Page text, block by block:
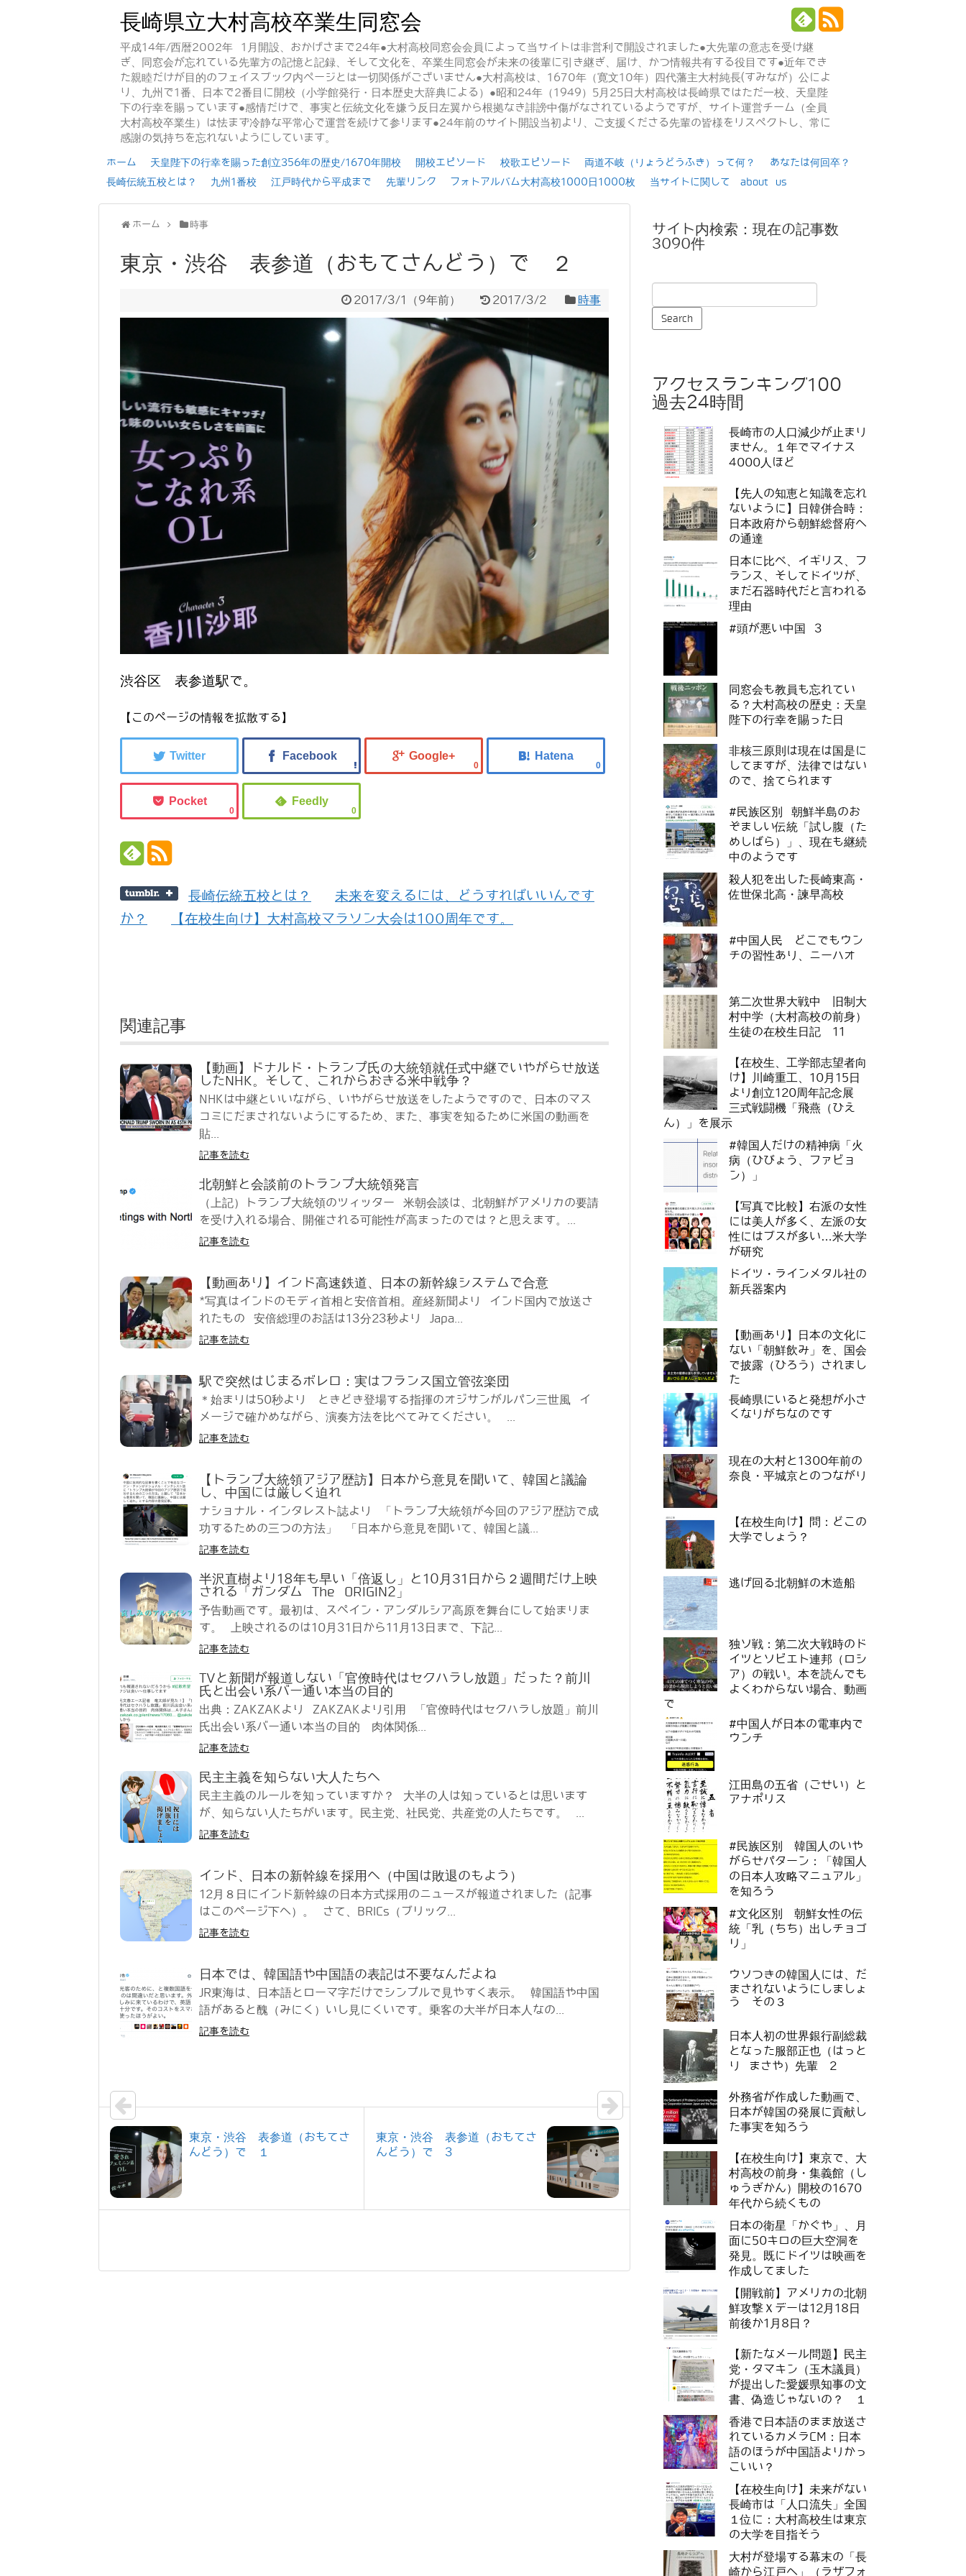
長崎県立大村高校卒業生同窓会
平成14年/西暦2002年 1月開設、おかげさまで24年●大村高校同窓会会員によって当サイトは非営利で開設されました●大先輩の意志を受け継
ぎ、同窓会が忘れている先輩方の記憶と記録、そして文化を、卒業生同窓会が未来の後輩に引き継ぎ、届け、かつ情報共有する役目です●近年でき
た親睦だけが目的のフェイスブック内ページとは一切関係がございません●大村高校は、1670年（寛文10年）四代藩主大村純長(すみなが）公によ
り、九州で1番、日本で2番目に開校（小学館発行・日本歴史大辞典による）●昭和24年（1949）5月25日大村高校は長崎県ではただ一校、天皇陛
下の行幸を賜っています●感情だけで、事実と伝統文化を嫌う反日左翼から根拠なき誹謗中傷がなされているようですが、サイト運営チーム（全員
大村高校卒業生）は怯まず冷静な平常心で運営を続けて参ります●24年前のサイト開設当初より、ご支援くださる先輩の皆様をリスペクトし、常に
感謝の気持ちを忘れないようにしています。
ホーム 天皇陛下の行幸を賜った創立356年の歴史/1670年開校 開校エピソード 校歌エピソード 両道不岐（りょうどうふき）って何？
あなたは何回卒？
長崎伝統五校とは？
九州1番校 江戸時代から平成まで 先輩リンク フォトアルバム大村高校1000日1000枚 当サイトに関して about us
ホーム 時事
東京・渋谷 表参道（おもてさんどう）で ２
2017/3/1 （9年前） 2017/3/2 時事
渋谷区 表参道駅で。
【このページの情報を拡散する】
0 0
0 0
長崎伝統五校とは？
未来を変えるには、どうすればいいんです
か？
【在校生向け】大村高校マラソン大会は100周年です。
関連記事
【動画】ドナルド・トランプ氏の大統領就任式中継でいやがらせ放送
したNHK。そして、これからおきる米中戦争？
NHKは中継といいながら、いやがらせ放送をしたようですので、日本のマス
コミにだまされないようにするため、また、事実を知るために米国の動画を
貼...
記事を読む
北朝鮮と会談前のトランプ大統領発言
（上記）トランプ大統領のツィッター 米朝会談は、北朝鮮がアメリカの要請
を受け入れる場合、開催される可能性が高まったのでは？と思えます。...
記事を読む
【動画あり】インド高速鉄道、日本の新幹線システムで合意
*写真はインドのモディ首相と安倍首相。産経新聞より インド国内で放送さ
れたもの 安倍総理のお話は13分23秒より Japa...
記事を読む
駅で突然はじまるボレロ：実はフランス国立管弦楽団
＊始まりは50秒より ときどき登場する指揮のオジサンがルパン三世風 イ
メージで確かめながら、演奏方法を比べてみてください。 ...
記事を読む
【トランプ大統領アジア歴訪】日本から意見を聞いて、韓国と議論
し、中国には厳しく迫れ
ナショナル・インタレスト誌より 「トランプ大統領が今回のアジア歴訪で成
功するための三つの方法」 「日本から意見を聞いて、韓国と議...
記事を読む
半沢直樹より18年も早い「倍返し」と10月31日から２週間だけ上映
される「ガンダム The ORIGIN2」
予告動画です。最初は、スペイン・アンダルシア高原を舞台にして始まりま
す。 上映されるのは10月31日から11月13日まで、下記...
記事を読む
TVと新聞が報道しない「官僚時代はセクハラし放題」だった？前川
氏と出会い系バー通い本当の目的
出典：ZAKZAKより ZAKZAKより引用 「官僚時代はセクハラし放題」前川
氏出会い系バー通い本当の目的 肉体関係...
記事を読む
民主主義を知らない大人たちへ
民主主義のルールを知っていますか？ 大半の人は知っているとは思います
が、知らない人たちがいます。民主党、社民党、共産党の人たちです。 ...
記事を読む
インド、日本の新幹線を採用へ（中国は敗退のもよう）
12月８日にインド新幹線の日本方式採用のニュースが報道されました（記事
はこのページ下へ）。 さて、BRICs（ブリック...
記事を読む
日本では、韓国語や中国語の表記は不要なんだよね
JR東海は、日本語とローマ字だけでシンプルで見やすく表示。 韓国語や中国
語があると醜（みにく）いし見にくいです。乗客の大半が日本人なの...
記事を読む
東京・渋谷 表参道（おもてさ
んどう）で １
東京・渋谷 表参道（おもてさ
んどう）で 3
サイト内検索：現在の記事数
3090件
アクセスランキング100
過去24時間
長崎市の人口減少が止まり
ません。１年でマイナス
4000人ほど
【先人の知恵と知識を忘れ
ないように】日韓併合時：
日本政府から朝鮮総督府へ
の通達
日本に比べ、イギリス、フ
ランス、そしてドイツが、
まだ石器時代だと言われる
理由
#頭が悪い中国 3
同窓会も教員も忘れてい
る？大村高校の歴史：天皇
陛下の行幸を賜った日
非核三原則は現在は国是に
してますが、法律ではない
ので、捨てられます
#民族区別 朝鮮半島のお
ぞましい伝統「試し腹（た
めしばら）」、現在も継続
中のようです
殺人犯を出した長崎東高・
佐世保北高・諫早高校
#中国人民 どこでもウン
チの習性あり、ニーハオ
第二次世界大戦中 旧制大
村中学（大村高校の前身）
生徒の在校生日記 11
【在校生、工学部志望者向
け】川崎重工、10月15日
より創立120周年記念展
三式戦闘機「飛燕（ひえ
ん）」を展示
#韓国人だけの精神病「火
病（ひびょう、ファビョ
ン）」
【写真で比較】右派の女性
には美人が多く、左派の女
性にはブスが多い…米大学
が研究
ドイツ・ラインメタル社の
新兵器案内
【動画あり】日本の文化に
ない「朝鮮飲み」を、国会
で披露（ひろう）されまし
た
長崎県にいると発想が小さ
くなりがちなのです
現在の大村と1300年前の
奈良・平城京とのつながり
【在校生向け】問：どこの
大学でしょう？
逃げ回る北朝鮮の木造船
独ソ戦：第二次大戦時のド
イツとソビエト連邦（ロシ
ア）の戦い。本を読んでも
よくわからない場合、動画
で
#中国人が日本の電車内で
ウンチ
江田島の五省（ごせい）と
アナポリス
#民族区別 韓国人のいや
がらせパターン：「韓国人
の日本人攻略マニュアル」
を知ろう
#文化区別 朝鮮女性の伝
統「乳（ちち）出しチョゴ
リ」
ウソつきの韓国人には、だ
まされないようにしましょ
う その３
日本人初の世界銀行副総裁
となった服部正也（はっと
り まさや）先輩 2
外務省が作成した動画で、
日本が韓国の発展に貢献し
た事実を知ろう
【在校生向け】東京で、大
村高校の前身・集義館（し
ゅうぎかん）開校の1670
年代から続くもの
日本の衛星「かぐや」、月
面に50キロの巨大空洞を
発見。既にドイツは映画を
作成してました
【開戦前】アメリカの北朝
鮮攻撃Ｘデーは12月18日
前後か1月8日？
【新たなメール問題】民主
党・タマキン（玉木議員）
が提出した愛媛県知事の文
書、偽造じゃないの？ １
香港で日本語のまま放送さ
れているカメラCM：日本
語のほうが中国語よりかっ
こいい？
【在校生向け】未来がない
長崎市は「人口流失」全国
１位に：大村高校生は東京
の大学を目指そう
大村が登場する幕末の「長
崎から江戸へ」（ラザフォ